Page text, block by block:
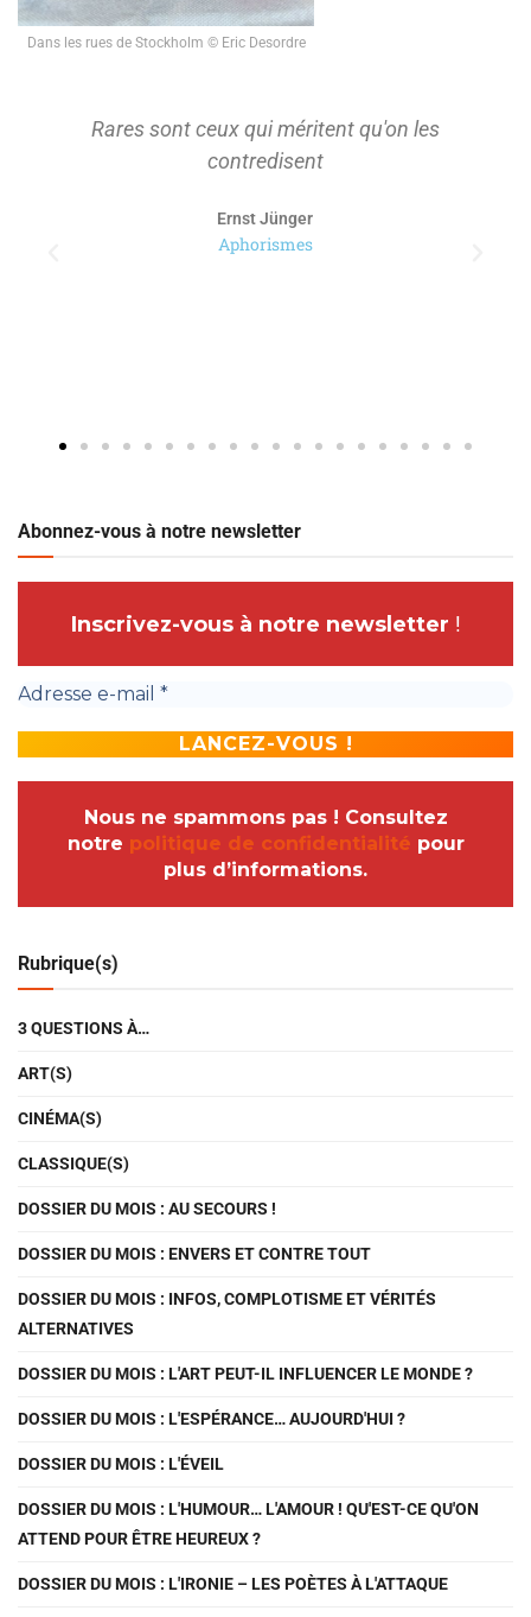
Dans les rues de Stockholm © Eric Desordre
Rares sont ceux qui méritent qu'on les
contredisent
Ernst Jünger
Aphorismes
Abonnez-vous à notre newsletter
Inscrivez-vous à notre newsletter !
Nous ne spammons pas ! Consultez
notre politique de confidentialité pour
plus d’informations.
Rubrique(s)
3 QUESTIONS À…
ART(S)
CINÉMA(S)
CLASSIQUE(S)
DOSSIER DU MOIS : AU SECOURS !
DOSSIER DU MOIS : ENVERS ET CONTRE TOUT
DOSSIER DU MOIS : INFOS, COMPLOTISME ET VÉRITÉS
ALTERNATIVES
DOSSIER DU MOIS : L'ART PEUT-IL INFLUENCER LE MONDE ?
DOSSIER DU MOIS : L'ESPÉRANCE… AUJOURD'HUI ?
DOSSIER DU MOIS : L'ÉVEIL
DOSSIER DU MOIS : L'HUMOUR… L'AMOUR ! QU'EST-CE QU'ON
ATTEND POUR ÊTRE HEUREUX ?
DOSSIER DU MOIS : L'IRONIE – LES POÈTES À L'ATTAQUE